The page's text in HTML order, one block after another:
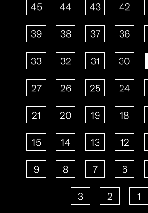
45 44 43 42
39 38 37 36
33 32 31 30
27 26 25 24
21 20 19 18
15 14 13 12
9 8 7 6
3 2 1